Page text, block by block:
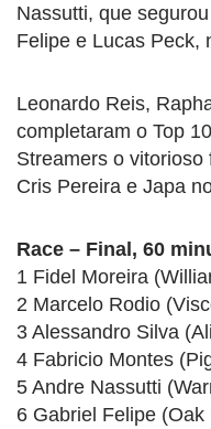
Nassutti, que
Felipe e Lucas Peck,
Leonardo Reis,
completaram o Top
Streamers o
Cris Pereira e Japa
Race – Final, 60
1 Fidel Moreira
2 Marcelo Rodio
3 Alessandro Silva
4 Fabricio Montes
5 Andre Nassutti
6 Gabriel Felipe